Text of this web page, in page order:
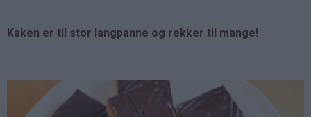
Kaken er til stor langpanne og rekker til mange!